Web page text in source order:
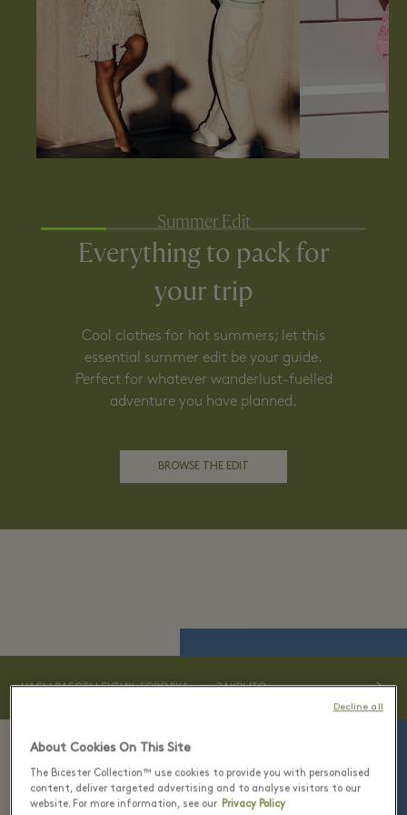
Summer Edit
Everything to pack for
your trip
Cool clothes for hot summers; let this
essential summer edit be your guide.
Perfect for whatever wanderlust-fuelled
adventure you have planned.
BROWSE THE EDIT
ЧАСЫ РАБОТЫ БУТИК-ГОРОДКА ⬩ ЗАКРЫТО
О нас
Связаться с нами
About Cookies On This Site
The Bicester Collection™ use cookies to provide you with personalised
content, deliver targeted advertising and to analyse visitors to our
website. For more information, see our Privacy Policy
Decline all